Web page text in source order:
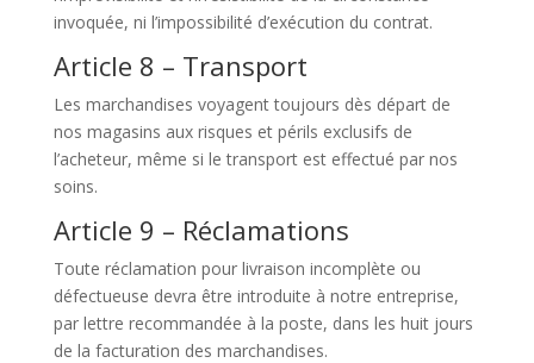
invoquée, ni l’impossibilité d’exécution du contrat.
Article 8 – Transport
Les marchandises voyagent toujours dès départ de
nos magasins aux risques et périls exclusifs de
l’acheteur, même si le transport est effectué par nos
soins.
Article 9 – Réclamations
Toute réclamation pour livraison incomplète ou
défectueuse devra être introduite à notre entreprise,
par lettre recommandée à la poste, dans les huit jours
de la facturation des marchandises.